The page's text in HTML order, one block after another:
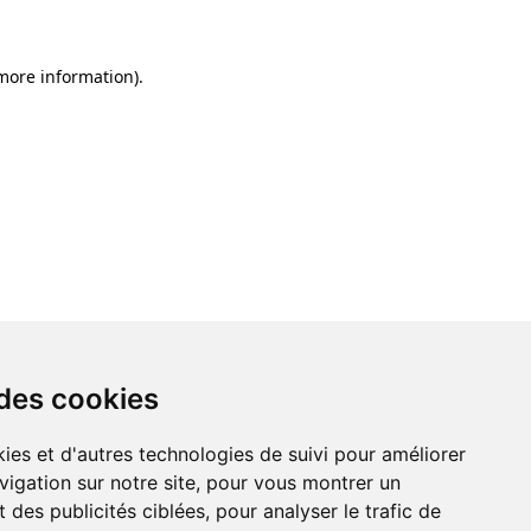
cookies
et d'autres technologies de suivi pour améliorer
sur notre site, pour vous montrer un
des publicités ciblées, pour analyser le trafic de
information).